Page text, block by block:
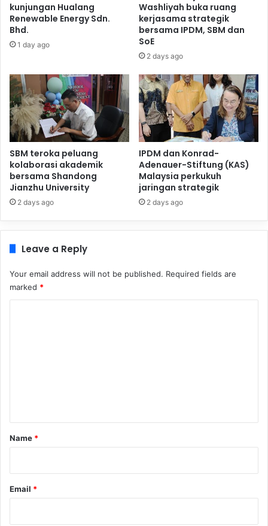
kunjungan Hualang
Renewable Energy Sdn.
Bhd.
1 day ago
Washliyah buka ruang
kerjasama strategik
bersama IPDM, SBM dan
SoE
2 days ago
SBM teroka peluang
kolaborasi akademik
bersama Shandong
Jianzhu University
2 days ago
IPDM dan Konrad-
Adenauer-Stiftung (KAS)
Malaysia perkukuh
jaringan strategik
2 days ago
Leave a Reply
Your email address will not be published. Required fields are
marked *
*
Name *
Email *